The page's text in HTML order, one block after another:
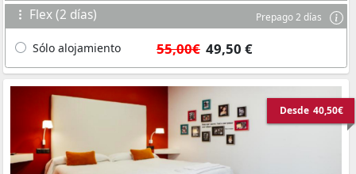
Flex (2 días) Prepago 2 días
Sólo alojamiento 55,00€ 49,50 €
Desde 40,50€